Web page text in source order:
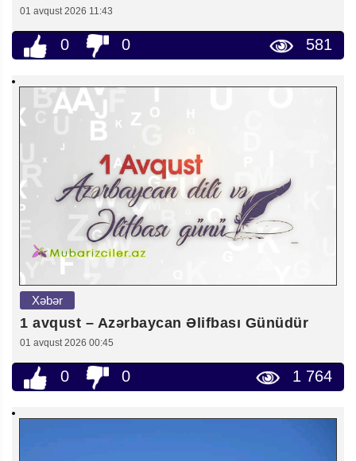
01 avqust 2026 11:43
0 0 581
Xəbər
1 avqust – Azərbaycan Əlifbası Günüdür
01 avqust 2026 00:45
0 0 1 764